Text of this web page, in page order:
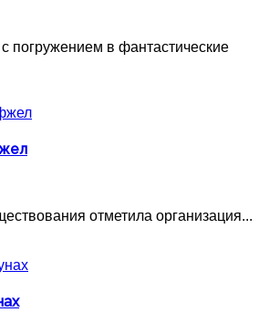
погружением в фантастические
отметила организация...